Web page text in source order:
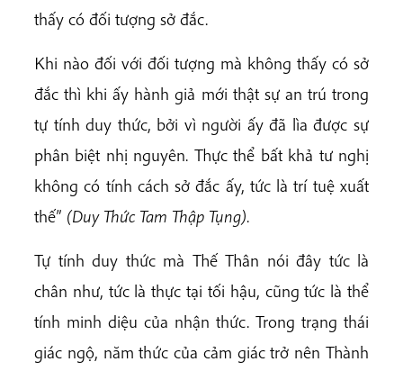
thấy có đối tượng sở đắc.
Khi nào đối với đối tượng mà không thấy có sở
đắc thì khi ấy hành giả mới thật sự an trú trong
tự tính duy thức, bởi vì người ấy đã lìa được sự
phân biệt nhị nguyên. Thực thể bất khả tư nghị
không có tính cách sở đắc ấy, tức là trí tuệ xuất
thế” (Duy Thức Tam Thập Tụng).
Tự tính duy thức mà Thế Thân nói đây tức là
chân như, tức là thực tại tối hậu, cũng tức là thể
tính minh diệu của nhận thức. Trong trạng thái
giác ngộ, năm thức của cảm giác trở nên Thành